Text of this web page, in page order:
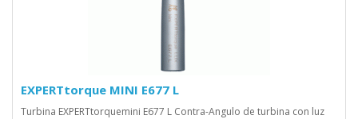
EXPERTtorque MINI E677 L
Turbina EXPERTtorquemini E677 L Contra-Angulo de turbina con luz